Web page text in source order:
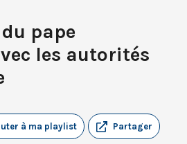
pape
les autorités
Partager
à ma playlist